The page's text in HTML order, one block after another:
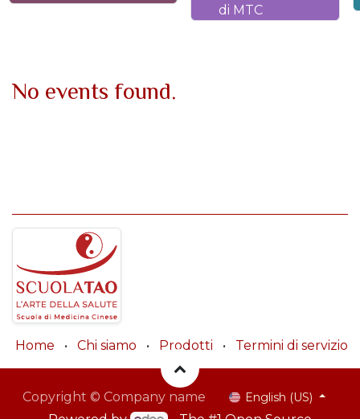
di MTC
No events found.
Home • Chi siamo • Prodotti • Termini di servizio
Copyright © Company name English (US)